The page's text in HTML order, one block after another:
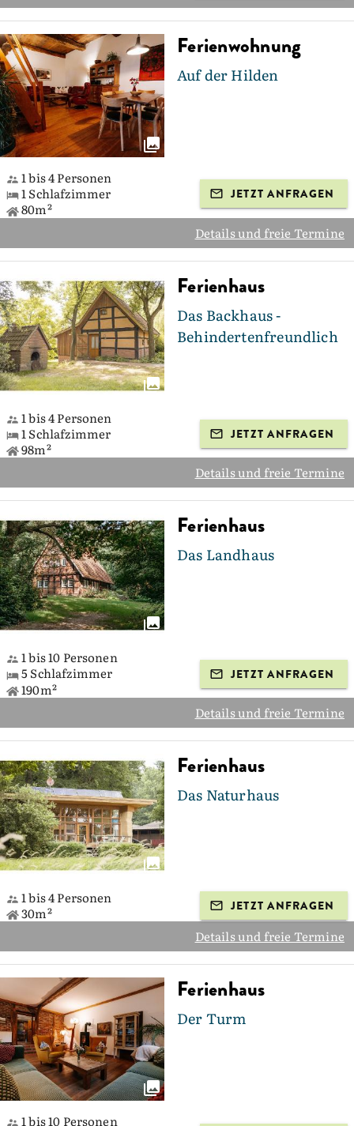
Ferienwohnung
Auf der Hilden
1 bis 4 Personen
1 Schlafzimmer
80m²
JETZT ANFRAGEN
Details und freie Termine
Ferienhaus
Das Backhaus -
Behindertenfreundlich
1 bis 4 Personen
1 Schlafzimmer
98m²
JETZT ANFRAGEN
Details und freie Termine
Ferienhaus
Das Landhaus
1 bis 10 Personen
5 Schlafzimmer
190m²
JETZT ANFRAGEN
Details und freie Termine
Ferienhaus
Das Naturhaus
1 bis 4 Personen
30m²
JETZT ANFRAGEN
Details und freie Termine
Ferienhaus
Der Turm
1 bis 10 Personen